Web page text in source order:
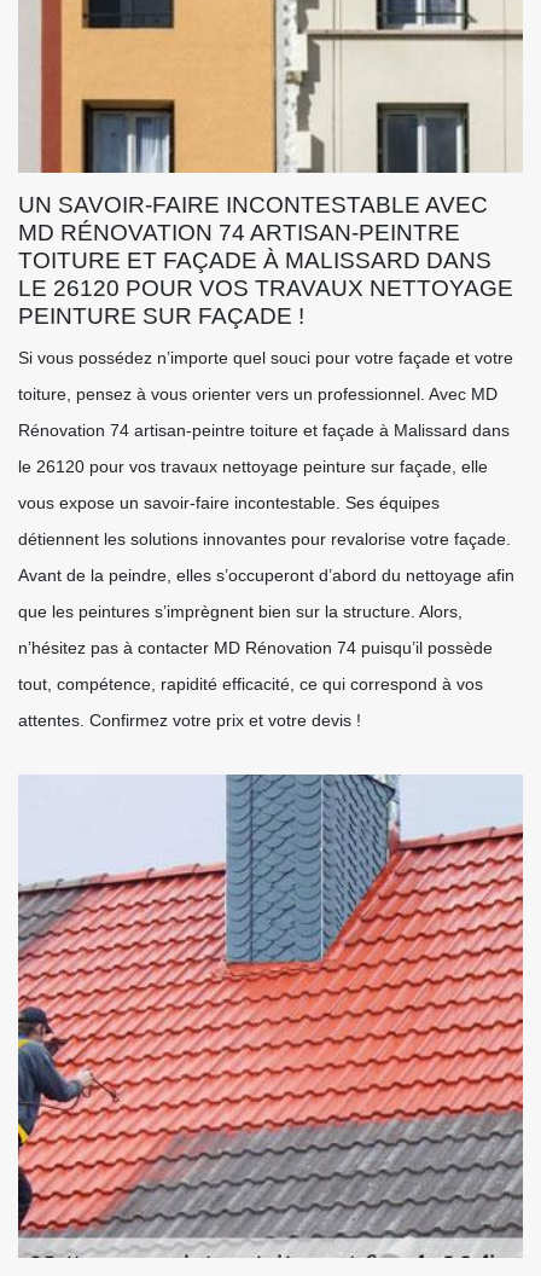
UN SAVOIR-FAIRE INCONTESTABLE AVEC
MD RÉNOVATION 74 ARTISAN-PEINTRE
TOITURE ET FAÇADE À MALISSARD DANS
LE 26120 POUR VOS TRAVAUX NETTOYAGE
PEINTURE SUR FAÇADE !
Si vous possédez n’importe quel souci pour votre façade et votre
toiture, pensez à vous orienter vers un professionnel. Avec MD
Rénovation 74 artisan-peintre toiture et façade à Malissard dans
le 26120 pour vos travaux nettoyage peinture sur façade, elle
vous expose un savoir-faire incontestable. Ses équipes
détiennent les solutions innovantes pour revalorise votre façade.
Avant de la peindre, elles s’occuperont d’abord du nettoyage afin
que les peintures s’imprègnent bien sur la structure. Alors,
n’hésitez pas à contacter MD Rénovation 74 puisqu’il possède
tout, compétence, rapidité efficacité, ce qui correspond à vos
attentes. Confirmez votre prix et votre devis !